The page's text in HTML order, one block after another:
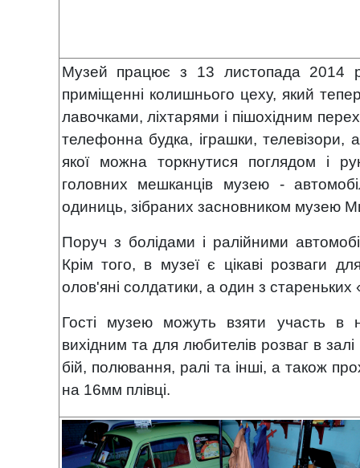
Музей працює з 13 листопада 2014
приміщенні колишнього цеху, який
лавочками, ліхтарями і пішохідним
телефонна будка, іграшки,
якої можна торкнутися поглядом і
головних мешканців музею -
одиниць, зібраних засновником музею
Поруч з болідами і ралійними
Крім того, в музеї є цікаві розваги
олов'яні солдатики, а один з
Гості музею можуть взяти участь в
вихідним та для любителів розваг в
бій, полювання, ралі та інші, а також
на 16мм плівці.